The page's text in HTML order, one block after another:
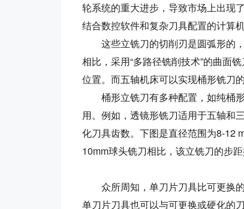
轮系统的重大进步，导致市场上出现
结合数控软件和复杂刀具配置的计算
这些立铣刀的切削刃是圆弧形的，
相比，采用“多路径铣削技术”的曲面
位置。而五轴机床可以实现桶形铣刀的
桶形立铣刀有多种配置，如纯桶形
用。例如，透镜形铣刀适用于五轴和
化刀具齿数。下图是直径范围为8-12
10mm球头铣刀相比，该立铣刀的步
众所周知，单刀片刀具比可更换的
单刀片刀具也可以与可更换或硬化的